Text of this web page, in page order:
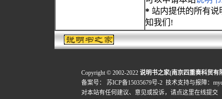
* 站内提供的所有
知我们!
Copyright © 2002-2022 说明书之家(南京四重奏科贸有
备案号：
苏ICP备15035679号-2 技术支持与报障：
对本站有任何建议、意见或投诉， 请点这里在线提交